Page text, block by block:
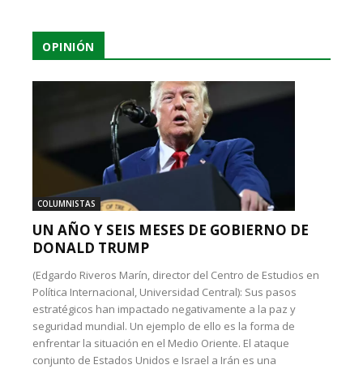
OPINIÓN
COLUMNISTAS
UN AÑO Y SEIS MESES DE GOBIERNO DE
DONALD TRUMP
(Edgardo Riveros Marín, director del Centro de Estudios en
Política Internacional, Universidad Central): Sus pasos
estratégicos han impactado negativamente a la paz y
seguridad mundial. Un ejemplo de ello es la forma de
enfrentar la situación en el Medio Oriente. El ataque
conjunto de Estados Unidos e Israel a Irán es una